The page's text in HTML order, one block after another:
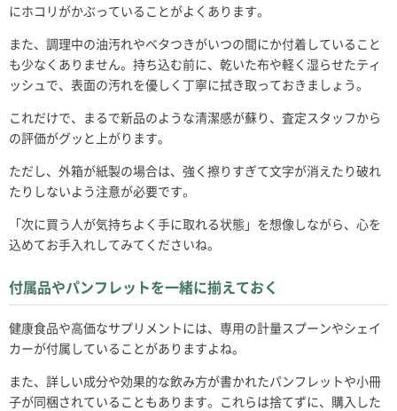
にホコリがかぶっていることがよくあります。
また、調理中の油汚れやベタつきがいつの間にか付着していること
も少なくありません。持ち込む前に、乾いた布や軽く湿らせたティ
ッシュで、表面の汚れを優しく丁寧に拭き取っておきましょう。
これだけで、まるで新品のような清潔感が蘇り、査定スタッフから
の評価がグッと上がります。
ただし、外箱が紙製の場合は、強く擦りすぎて文字が消えたり破れ
たりしないよう注意が必要です。
「次に買う人が気持ちよく手に取れる状態」を想像しながら、心を
込めてお手入れしてみてくださいね。
付属品やパンフレットを一緒に揃えておく
健康食品や高価なサプリメントには、専用の計量スプーンやシェイ
カーが付属していることがありますよね。
また、詳しい成分や効果的な飲み方が書かれたパンフレットや小冊
子が同梱されていることもあります。これらは捨てずに、購入した